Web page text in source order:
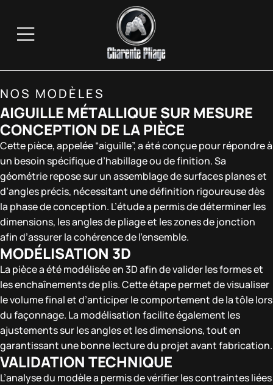
NOS MODÈLES
AIGUILLE MÉTALLIQUE SUR MESURE
CONCEPTION DE LA PIÈCE
Cette pièce, appelée “aiguille”, a été conçue pour répondre à
un besoin spécifique d’habillage ou de finition. Sa
géométrie repose sur un assemblage de surfaces planes et
d’angles précis, nécessitant une définition rigoureuse dès
la phase de conception. L’étude a permis de déterminer les
dimensions, les angles de pliage et les zones de jonction
afin d’assurer la cohérence de l’ensemble.
MODÉLISATION 3D
La pièce a été modélisée en 3D afin de valider les formes et
les enchaînements de plis. Cette étape permet de visualiser
le volume final et d’anticiper le comportement de la tôle lors
du façonnage. La modélisation facilite également les
ajustements sur les angles et les dimensions, tout en
garantissant une bonne lecture du projet avant fabrication.
VALIDATION TECHNIQUE
L’analyse du modèle a permis de vérifier les contraintes liées